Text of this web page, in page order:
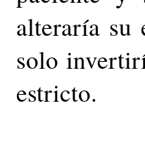
alteraría su
solo
estricto.